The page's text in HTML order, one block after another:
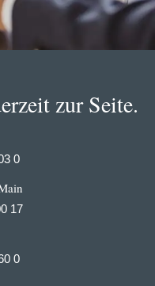
zur Seite.
0
17
0